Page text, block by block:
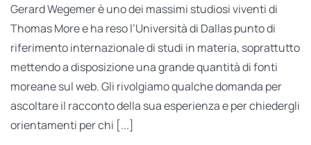
Gerard Wegemer è uno dei massimi studiosi viventi di
Thomas More e ha reso l’Università di Dallas punto di
riferimento internazionale di studi in materia, soprattutto
mettendo a disposizione una grande quantità di fonti
moreane sul web. Gli rivolgiamo qualche domanda per
ascoltare il racconto della sua esperienza e per chiedergli
orientamenti per chi [...]